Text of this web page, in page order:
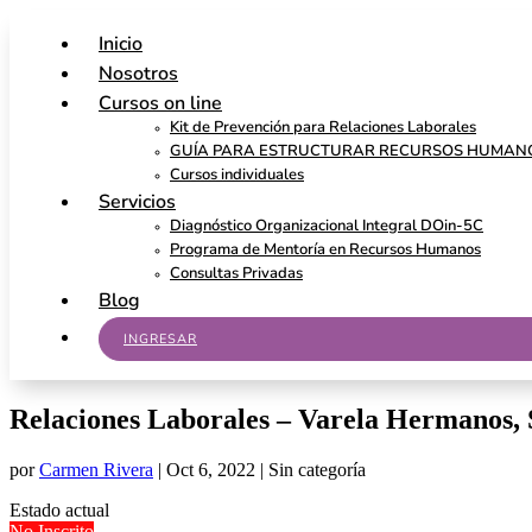
Inicio
Nosotros
Cursos on line
Kit de Prevención para Relaciones Laborales
GUÍA PARA ESTRUCTURAR RECURSOS
Cursos individuales
Servicios
Diagnóstico Organizacional Integral DOin-5C
Programa de Mentoría en Recursos Humanos
Consultas Privadas
Blog
INGRESAR
Relaciones Laborales – Varela Hermanos,
porCarmen Rivera | Oct 6, 2022 | Sin categoría
Estado actual